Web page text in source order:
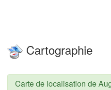
Cartographie
Carte de localisation de